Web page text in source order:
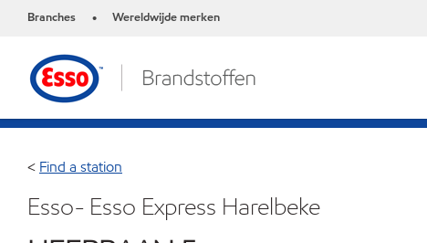
Branches • Wereldwijde merken
< Find a station
Esso- Esso Express Harelbeke